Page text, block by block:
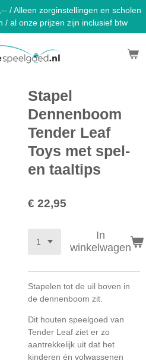
/ Alleen zorginstellingen en scholen
/ al onze prijzen zijn inclusief btw
Stapel
Dennenboom
Tender Leaf
Toys met spel-
en taaltips
€ 22,95
In
winkelwagen
Stapelen tot de uil boven in
de dennenboom zit.
Dit houten speelgoed van
Tender Leaf ziet er zo
aantrekkelijk uit dat het
kinderen én volwassenen